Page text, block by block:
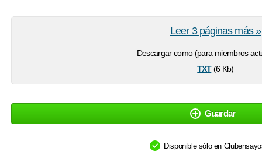
Descargar como (para miembros
txt(6 Kb)
Leer 3 páginas más »
Guardar
Disponible sólo en